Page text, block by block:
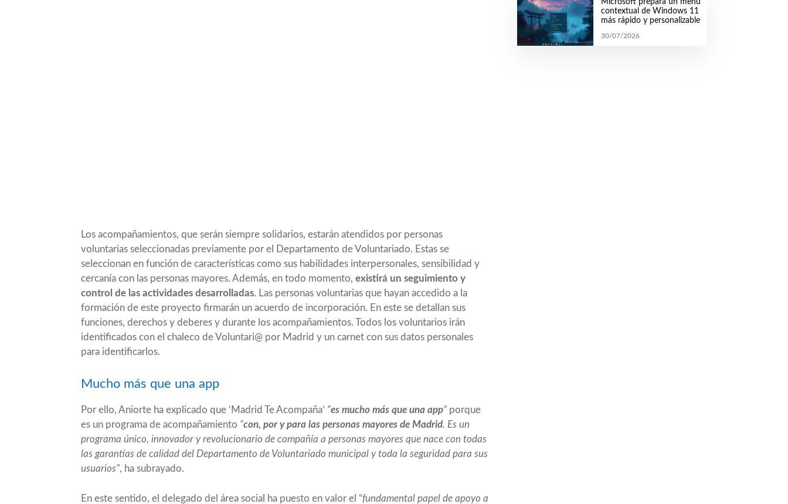
Los acompañamientos, que serán siempre solidarios, estarán atendidos por personas
voluntarias seleccionadas previamente por el Departamento de Voluntariado. Estas se
seleccionan en función de características como sus habilidades interpersonales, sensibilidad y
cercanía con las personas mayores. Además, en todo momento, existirá un seguimiento y
control de las actividades desarrolladas. Las personas voluntarias que hayan accedido a la
formación de este proyecto firmarán un acuerdo de incorporación. En este se detallan sus
funciones, derechos y deberes y durante los acompañamientos. Todos los voluntarios irán
identificados con el chaleco de Voluntari@ por Madrid y un carnet con sus datos personales
para identificarlos.
Mucho más que una app
Por ello, Aniorte ha explicado que ‘Madrid Te Acompaña’ “es mucho más que una app” porque
es un programa de acompañamiento “con, por y para las personas mayores de Madrid. Es un
programa único, innovador y revolucionario de compañía a personas mayores que nace con todas
las garantías de calidad del Departamento de Voluntariado municipal y toda la seguridad para sus
usuarios”, ha subrayado.
En este sentido, el delegado del área social ha puesto en valor el “fundamental papel de apoyo a
Microsoft prepara un menú
contextual de Windows 11
más rápido y personalizable
30/07/2026